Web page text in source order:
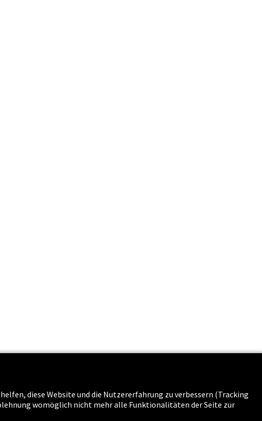
Jobs & Karriere
diese Website und die Nutzererfahrung zu verbessern (Tracking
womöglich nicht mehr alle Funktionalitäten der Seite zur